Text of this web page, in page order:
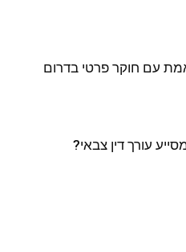
עם חוקר פרטי בדרום
עורך דין צבאי?